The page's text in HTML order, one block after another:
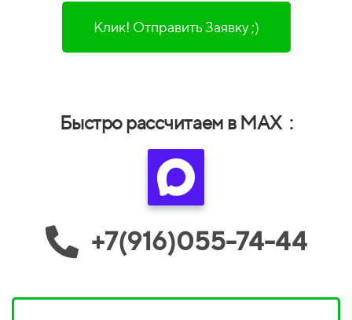
Клик! Отправить Заявку ;)
Быстро рассчитаем в MAX :
+7(916)055-74-44